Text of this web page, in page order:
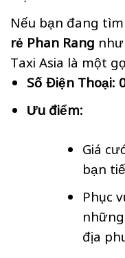
Nếu bạn đang
rẻ Phan Rang
Taxi Asia là một
Số Điện Thoại:
Ưu điểm:
Giá
bạn
Phục
địa